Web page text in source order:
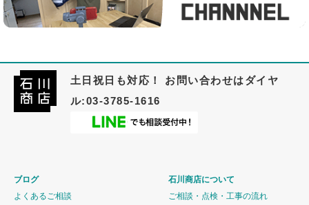
土日祝日も対応！ お問い合わせはダイヤ
ル:03-3785-1616
ブログ
よくあるご相談
石川商店について
ご相談・点検・工事の流れ